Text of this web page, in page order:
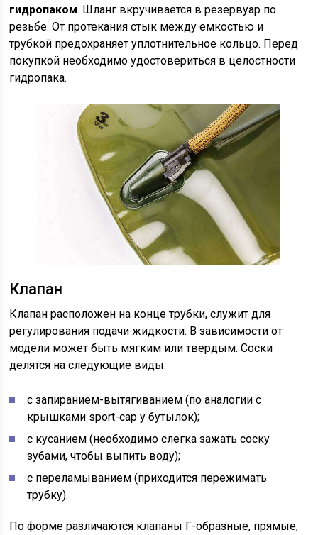
гидропаком. Шланг вкручивается в резервуар по
резьбе. От протекания стык между емкостью и
трубкой предохраняет уплотнительное кольцо. Перед
покупкой необходимо удостовериться в целостности
гидропака.
Клапан
Клапан расположен на конце трубки, служит для
регулирования подачи жидкости. В зависимости от
модели может быть мягким или твердым. Соски
делятся на следующие виды:
с запиранием-вытягиванием (по аналогии с
крышками sport-cap у бутылок);
с кусанием (необходимо слегка зажать соску
зубами, чтобы выпить воду);
с переламыванием (приходится пережимать
трубку).
По форме различаются клапаны Г-образные, прямые,